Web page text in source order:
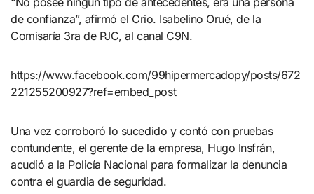
de confianza”, afirmó el Crio. Isabelino Orué, de la
Comisaría 3ra de PJC, al canal C9N.
https://www.facebook.com/99hipermercadopy/posts/672
221255200927?ref=embed_post
Una vez corroboró lo sucedido y contó con pruebas
contundente, el gerente de la empresa, Hugo Insfrán,
acudió a la Policía Nacional para formalizar la denuncia
contra el guardia de seguridad.